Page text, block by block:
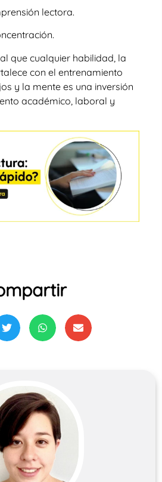
lectora.
que cualquier habilidad, la
con el entrenamiento
y la mente es una inversión
académico, laboral y